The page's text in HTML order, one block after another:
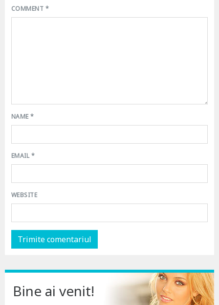
COMMENT *
NAME*
EMAIL*
WEBSITE
Bine ai venit!